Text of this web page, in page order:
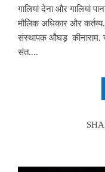
गालियां देना और गालियां
मौलिक अधिकार और
संस्थापक औघड़ कीनाराम.
संत....